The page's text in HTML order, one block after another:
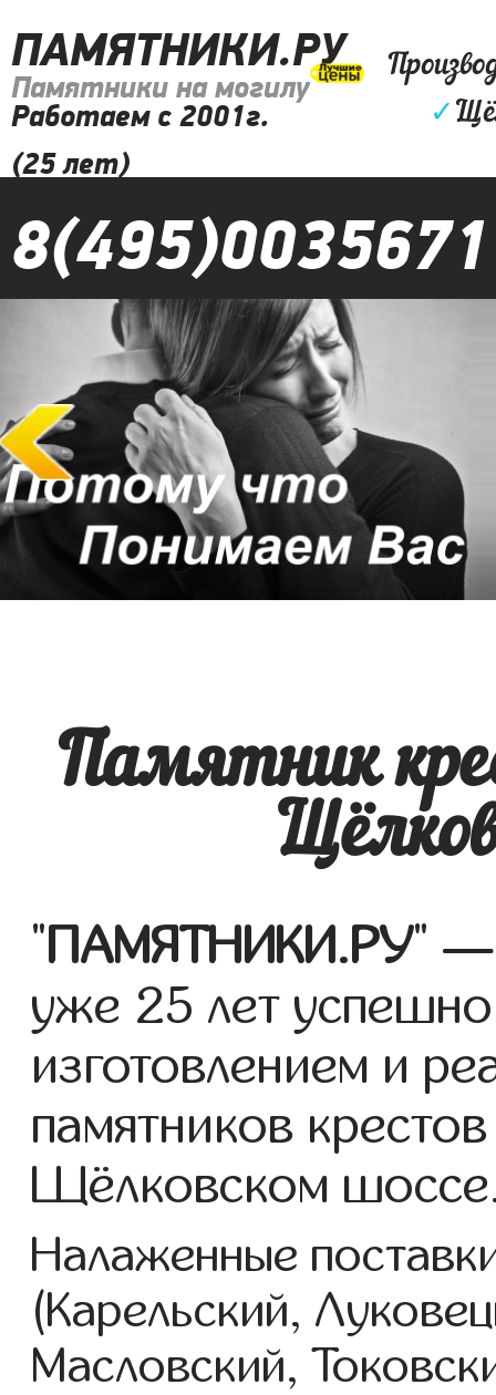
ПАМЯТНИКИ.РУ
Памятники на могилу
Работаем с 2001г.
(25 лет)
✓
8(495)0035671
Памятник
"ПАМЯТНИКИ.РУ" —
уже 25 лет
изготовлением и
памятников
Щёлковском
Налаженные
(Карельский,
Масловский,